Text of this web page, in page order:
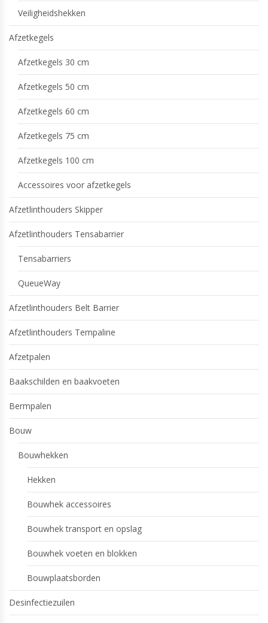
Veiligheidshekken
Afzetkegels
Afzetkegels 30 cm
Afzetkegels 50 cm
Afzetkegels 60 cm
Afzetkegels 75 cm
Afzetkegels 100 cm
Accessoires voor afzetkegels
Afzetlinthouders Skipper
Afzetlinthouders Tensabarrier
Tensabarriers
QueueWay
Afzetlinthouders Belt Barrier
Afzetlinthouders Tempaline
Afzetpalen
Baakschilden en baakvoeten
Bermpalen
Bouw
Bouwhekken
Hekken
Bouwhek accessoires
Bouwhek transport en opslag
Bouwhek voeten en blokken
Bouwplaatsborden
Desinfectiezuilen